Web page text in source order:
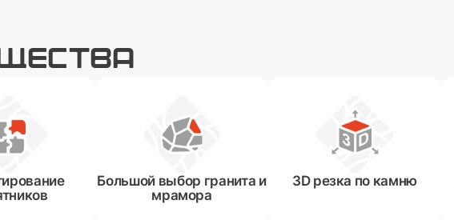
Большой выбор гранита и
мрамора
3D резка по камню